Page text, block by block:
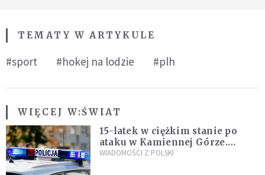
TEMATY W ARTYKULE
#sport #hokej na lodzie #plh
WIĘCEJ W:ŚWIAT
15-latek w ciężkim stanie po
ataku w Kamiennej Górze.
Policja zatrzymała dwóch
WIADOMOŚCI Z POLSKI